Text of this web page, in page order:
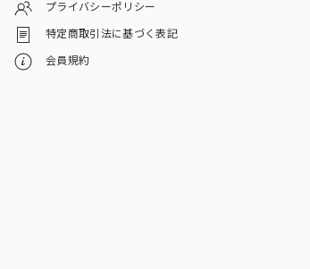
プライバシーポリシー
特定商取引法に基づく表記
会員規約